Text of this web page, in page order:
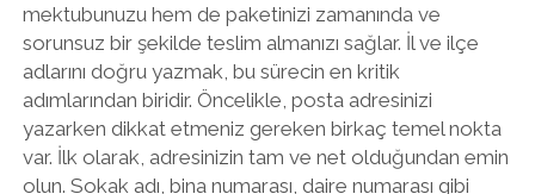
mektubunuzu hem de paketinizi zamanında ve
sorunsuz bir şekilde teslim almanızı sağlar. İl ve ilçe
adlarını doğru yazmak, bu sürecin en kritik
adımlarından biridir. Öncelikle, posta adresinizi
yazarken dikkat etmeniz gereken birkaç temel nokta
var. İlk olarak, adresinizin tam ve net olduğundan emin
olun. Sokak adı, bina numarası, daire numarası gibi